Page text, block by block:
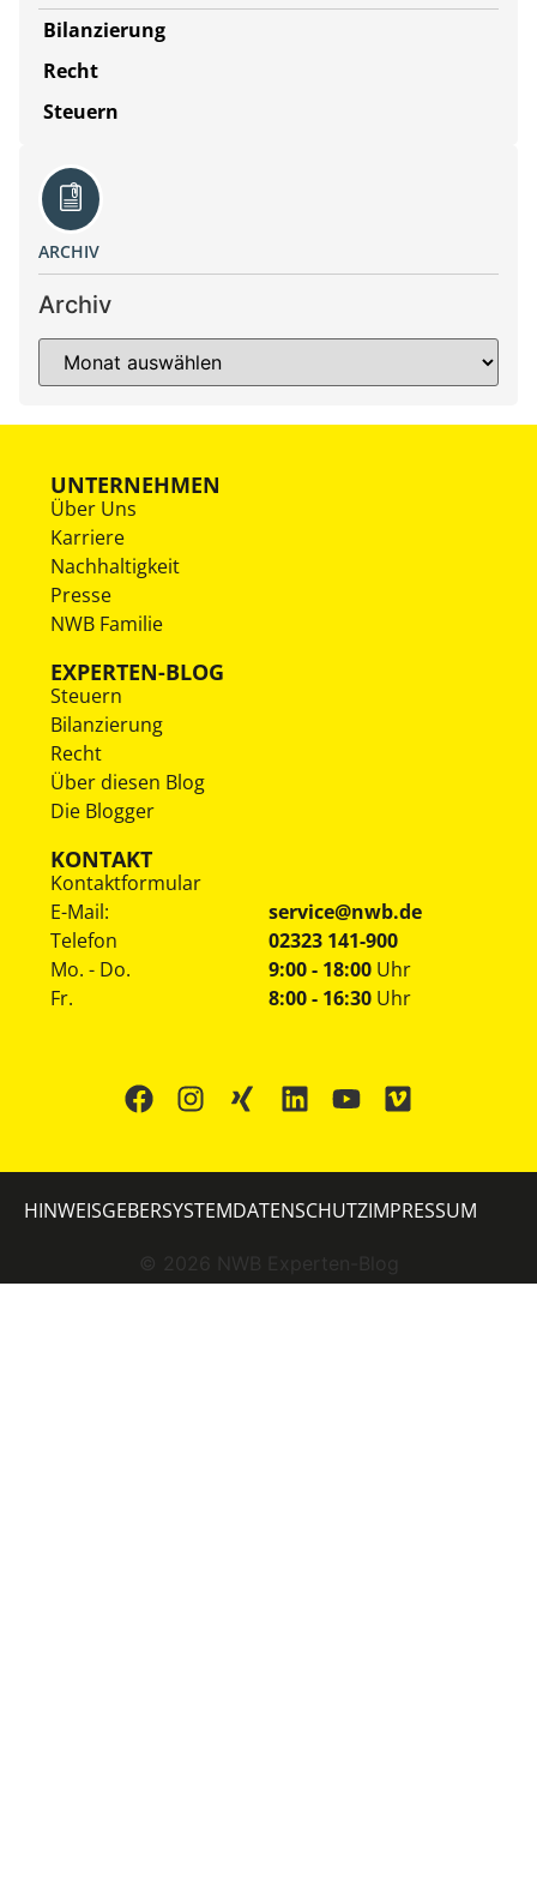
Bilanzierung
Recht
Steuern
ARCHIV
Archiv
UNTERNEHMEN
Über Uns
Karriere
Nachhaltigkeit
Presse
NWB Familie
EXPERTEN-BLOG
Steuern
Bilanzierung
Recht
Über diesen Blog
Die Blogger
KONTAKT
Kontaktformular
E-Mail:
service@nwb.de
Telefon
02323 141-900
Mo. - Do.
Fr.
9:00 - 18:00 Uhr
8:00 - 16:30 Uhr
© 2026 NWB Experten-Blog
HINWEISGEBERSYSTEMDATENSCHUTZIMPRESSUM